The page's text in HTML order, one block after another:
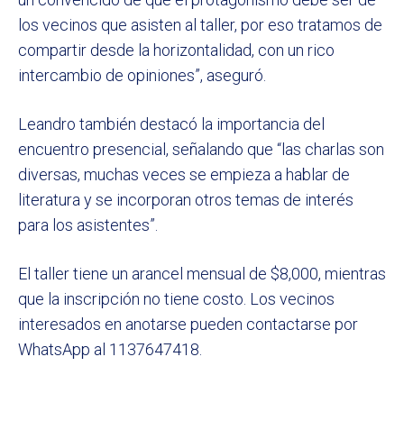
los vecinos que asisten al taller, por eso tratamos de
compartir desde la horizontalidad, con un rico
intercambio de opiniones”, aseguró.
Leandro también destacó la importancia del
encuentro presencial, señalando que “las charlas son
diversas, muchas veces se empieza a hablar de
literatura y se incorporan otros temas de interés
para los asistentes”.
El taller tiene un arancel mensual de $8,000, mientras
que la inscripción no tiene costo. Los vecinos
interesados en anotarse pueden contactarse por
WhatsApp al 1137647418.